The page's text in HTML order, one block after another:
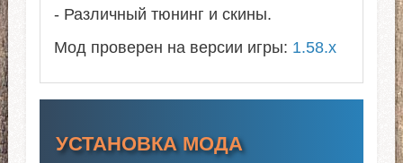
- Различный тюнинг и скины.
Мод проверен на версии игры: 1.58.x
УСТАНОВКА МОДА